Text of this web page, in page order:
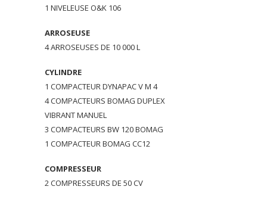
1 NIVELEUSE O&K 106
ARROSEUSE
4 ARROSEUSES DE 10 000 L
CYLINDRE
1 COMPACTEUR DYNAPAC V M 4
4 COMPACTEURS BOMAG DUPLEX
VIBRANT MANUEL
3 COMPACTEURS BW 120 BOMAG
1 COMPACTEUR BOMAG CC12
COMPRESSEUR
2 COMPRESSEURS DE 50 CV